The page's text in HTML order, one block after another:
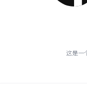
这是一